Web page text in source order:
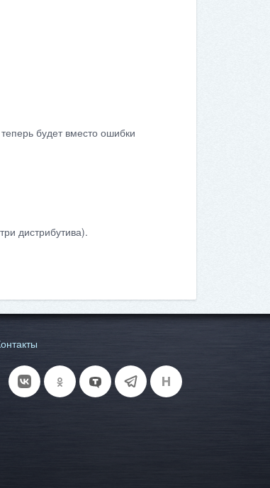
будет вместо ошибки
дистрибутива).